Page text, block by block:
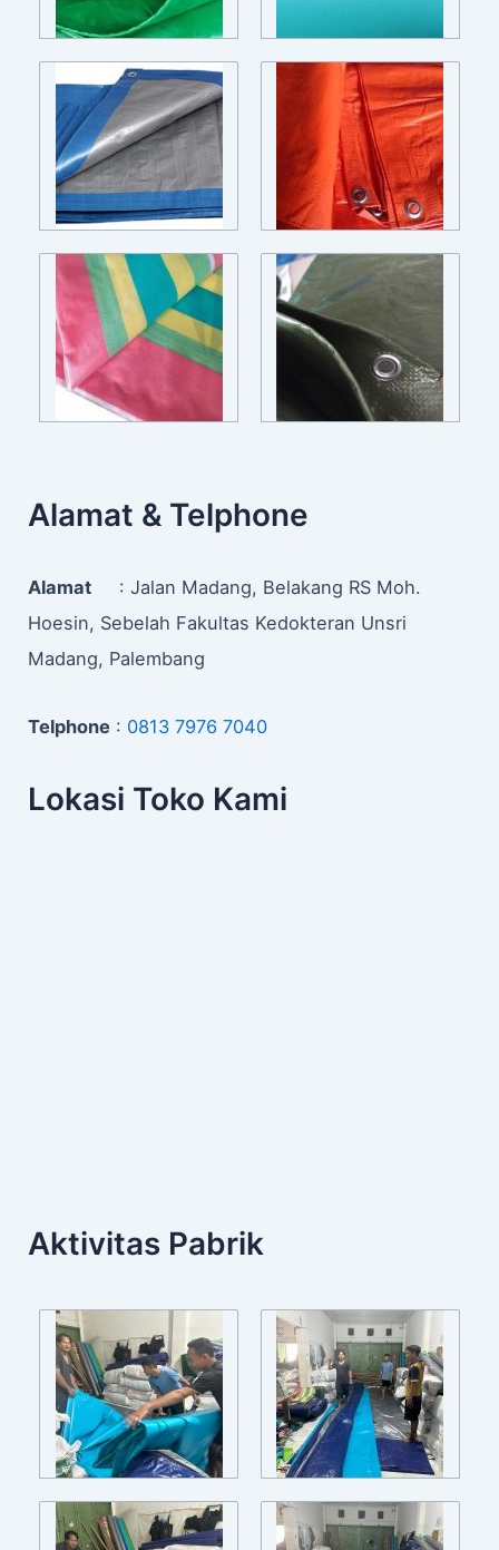
Alamat & Telphone
Alamat : Jalan Madang, Belakang RS Moh.
Hoesin, Sebelah Fakultas Kedokteran Unsri
Madang, Palembang
Telphone : 0813 7976 7040
Lokasi Toko Kami
Aktivitas Pabrik